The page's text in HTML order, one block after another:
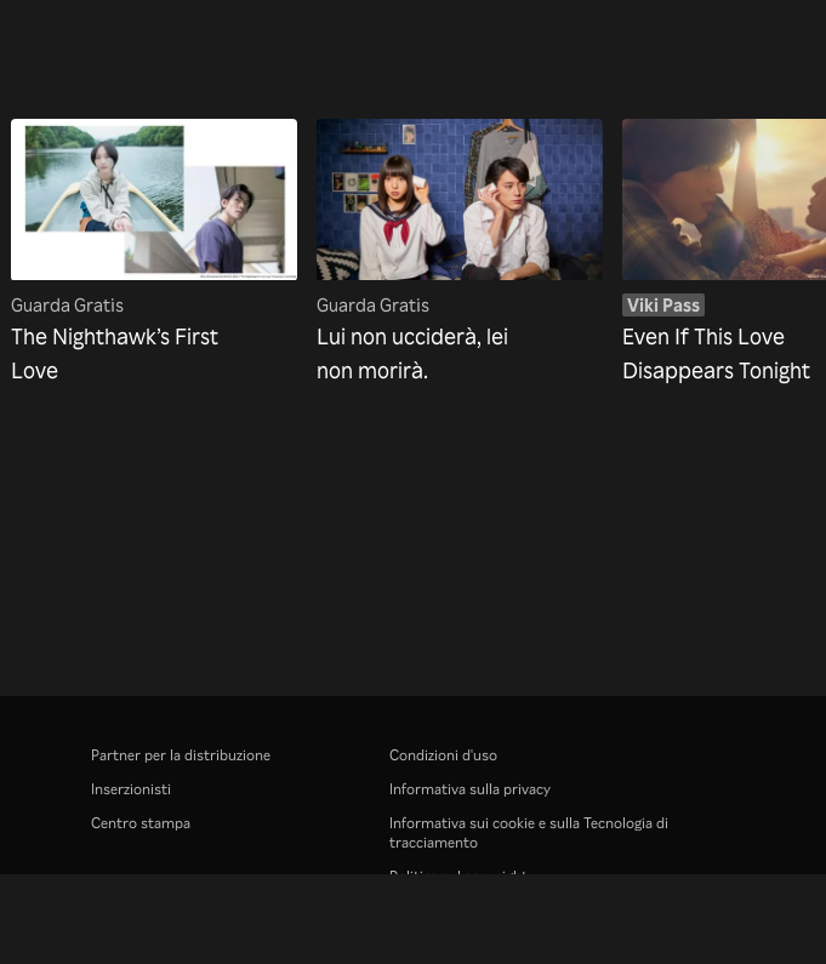
Guarda Gratis
The Nighthawk’s First
Love
Guarda Gratis
Lui non ucciderà, lei
non morirà.
Viki Pass
Even If This Love
Disappears Tonight
Partner per la distribuzione
Inserzionisti
Centro stampa
Condizioni d'uso
Informativa sulla privacy
Informativa sui cookie e sulla Tecnologia di
tracciamento
Politica sul copyright